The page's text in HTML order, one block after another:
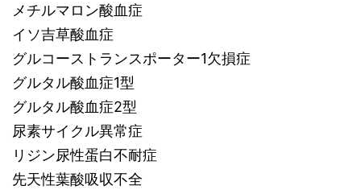
メチルマロン酸血症
イソ吉草酸血症
グルコーストランスポーター1欠損症
グルタル酸血症1型
グルタル酸血症2型
尿素サイクル異常症
リジン尿性蛋白不耐症
先天性葉酸吸収不全